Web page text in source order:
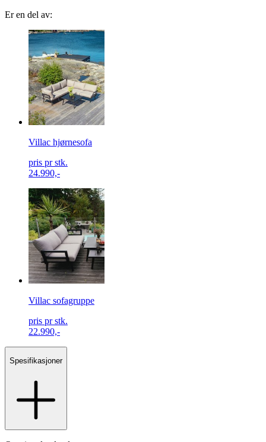
Er en del av:
Villac hjørnesofa
pris pr stk.
24.990,-
Villac sofagruppe
pris pr stk.
22.990,-
Spesifikasjoner